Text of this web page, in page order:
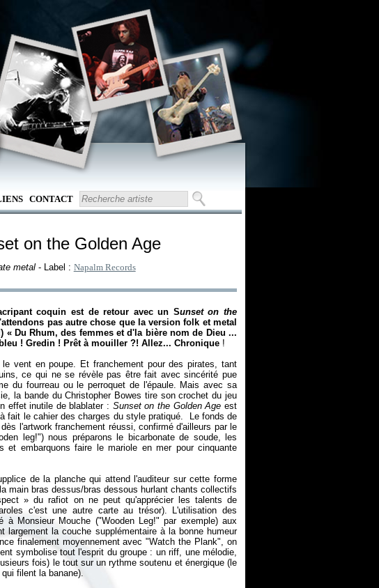
CONTACT
on the Golden Age
metal- Label : Napalm Records
coquin est de retour avec un Sunset on the
pas autre chose que la version folk et metal
« Du Rhum, des femmes et d'la bière nom de Dieu ...
! Gredin ! Prêt à mouiller ?! Allez... Chronique !
vent en poupe. Et franchement pour des pirates, tant
ce qui ne se révèle pas être fait avec sincérité pue
du fourreau ou le perroquet de l'épaule. Mais avec sa
la bande du Christopher Bowes tire son crochet du jeu
effet inutile de blablater : Sunset on the Golden Age est
fait le cahier des charges du style pratiqué. Le fonds de
l'artwork franchement réussi, confirmé d'ailleurs par le
leg!") nous préparons le bicarbonate de soude, les
embarquons faire le mariole en mer pour cinquante
de la planche qui attend l'auditeur sur cette forme
main bras dessus/bras dessous hurlant chants collectifs
» du rafiot on ne peut qu'apprécier les talents de
c'est une autre carte au trésor). L'utilisation des
à Monsieur Mouche ("Wooden Leg!" par exemple) aux
largement la couche supplémentaire à la bonne humeur
finalement moyennement avec "Watch the Plank", on
symbolise tout l'esprit du groupe : un riff, une mélodie,
fois) le tout sur un rythme soutenu et énergique (le
filent la banane).